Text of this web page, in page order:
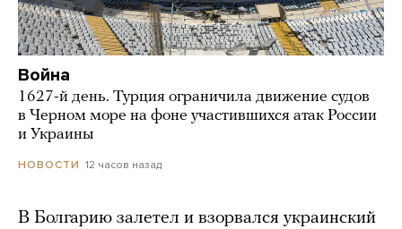
Война
1627-й день. Турция ограничила движение судов
в Черном море на фоне участившихся атак России
и Украины
НОВОСТИ 12 часов назад
В Болгарию залетел и взорвался украинский